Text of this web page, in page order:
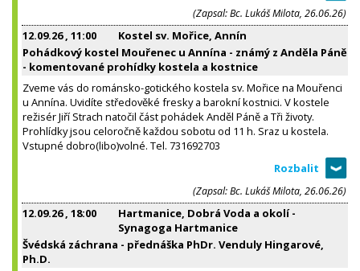
(Zapsal: Bc. Lukáš Milota, 26.06.26)
12.09.26, 11:00
Kostel sv. Mořice, Annín
Pohádkový kostel Mouřenec u Annína - známý z Anděla Páně
- komentované prohídky kostela a kostnice
Zveme vás do románsko-gotického kostela sv. Mořice na Mouřenci
u Annína. Uvidíte středověké fresky a barokní kostnici. V kostele
režisér Jiří Strach natočil část pohádek Anděl Páně a Tři životy.
Prohlídky jsou celoročně každou sobotu od 11 h. Sraz u kostela.
Vstupné dobro(libo)volné. Tel. 731692703
(Zapsal: Bc. Lukáš Milota, 26.06.26)
12.09.26, 18:00
Hartmanice, Dobrá Voda a okolí -
Synagoga Hartmanice
Švédská záchrana - přednáška PhDr. Venduly Hingarové,
Ph.D.